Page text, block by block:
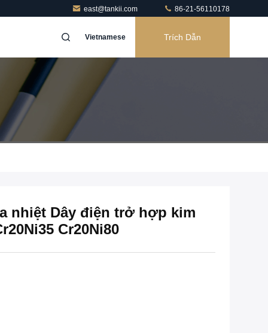
east@tankii.com 86-21-56110178
Vietnamese Trích Dẫn
nhiệt Dây điện trở hợp kim
Cr20Ni80